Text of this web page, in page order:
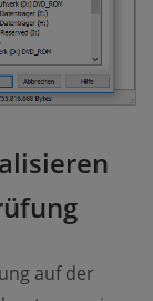
auf der